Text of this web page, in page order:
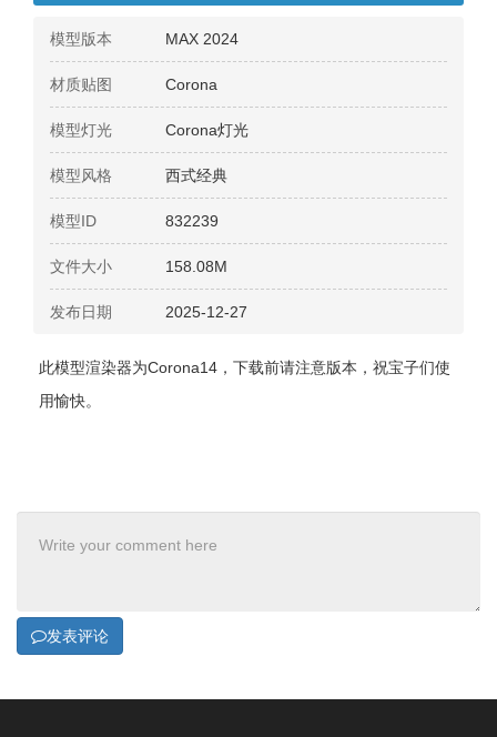
模型版本 MAX 2024
材质贴图 Corona
模型灯光 Corona灯光
模型风格 西式经典
模型ID 832239
文件大小 158.08M
发布日期 2025-12-27
此模型渲染器为Corona14，下载前请注意版本，祝宝子们使
用愉快。
发表评论